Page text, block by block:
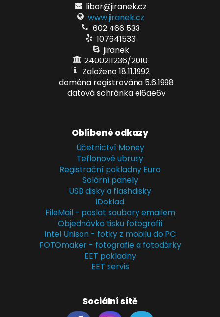
libor@jiranek.cz
www.jiranek.cz
602 466 533
107641533
jiranek
2400211236/2010
Založeno 18.11.1992
doména registrována 5.6.1998
datová schránka ei6ae6v
Oblíbené odkazy
Účetnictví Money
Teflonové ubrusy
Registrační pokladny Euro
Solární panely
USB disky a flashdisky
iDoklad
FileMail - poslat soubory emailem
Objednávka tisku fotografií
Intel Unison - fotky z mobilu do PC
FOTOmaker - fotografie a fotodárky
EET pokladny
EET servis
Sociální sítě